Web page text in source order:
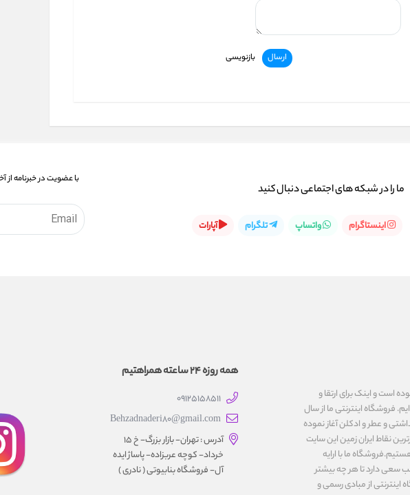
ما را در شبكه های اجتماعی دنبال کنید
اینستاگرام واتساپ تلگرام آپارات
با عضویت در خبرنامه از
نموده است و اینک برای ارتقا و
فروشگاه اینترنتی ما از سال
و عطر و ادکلن آغاز نموده
نقاط ایران زمین این سایت
ما با ارایه
سعی دارد تا هر چه بیشتر
از مبادی رسمی و
همه روزه 24 ساعته همراهتیم
09125158511
Behzadnaderi80@gmail.com
آدرس : تهران- بازار بزرگ- خ ۱۵
خرداد- کوچه عربزاده- پاساژ ایده
آل- فروشگاه بنابیوتی ( نادری )